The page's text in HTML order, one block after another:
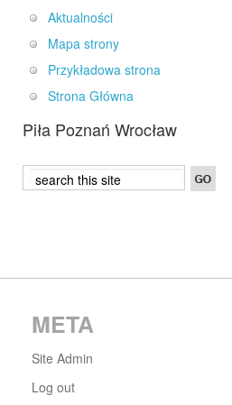
Aktualności
Mapa strony
Przykładowa strona
Strona Główna
Piła Poznań Wrocław
META
Site Admin
Log out